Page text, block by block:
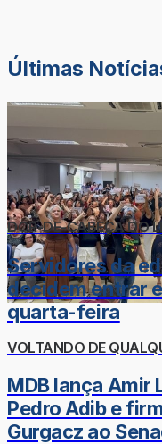
Últimas
DOR-DE-CABEÇA DO
Servidores da
decidem entrar
quarta-feira
VOLTANDO DE
MDB lança Amir
Pedro Adib e
Gurgacz ao